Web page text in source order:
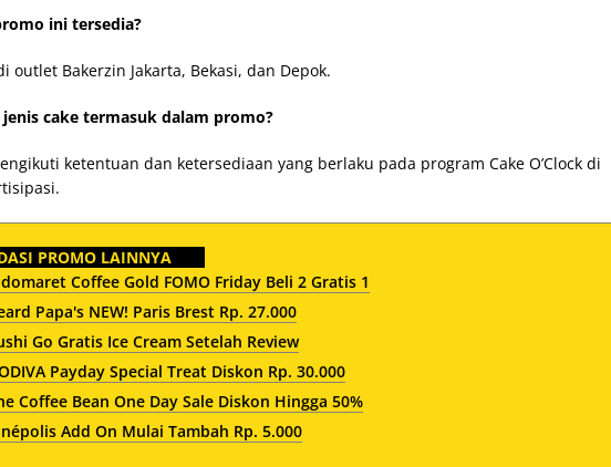
ini tersedia?
outlet Bakerzin Jakarta, Bekasi, dan Depok.
cake termasuk dalam promo?
ketentuan dan ketersediaan yang berlaku pada program Cake O’Clock di
PROMO LAINNYA
Coffee Gold FOMO Friday Beli 2 Gratis 1
Papa's NEW! Paris Brest Rp. 27.000
Go Gratis Ice Cream Setelah Review
Payday Special Treat Diskon Rp. 30.000
Coffee Bean One Day Sale Diskon Hingga 50%
Add On Mulai Tambah Rp. 5.000